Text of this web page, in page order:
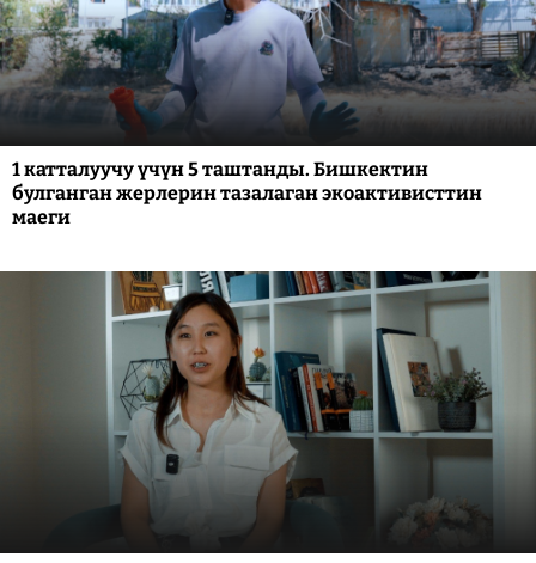
1 катталуучу үчүн 5 таштанды. Бишкектин
булганган жерлерин тазалаган экоактивисттин
маеги